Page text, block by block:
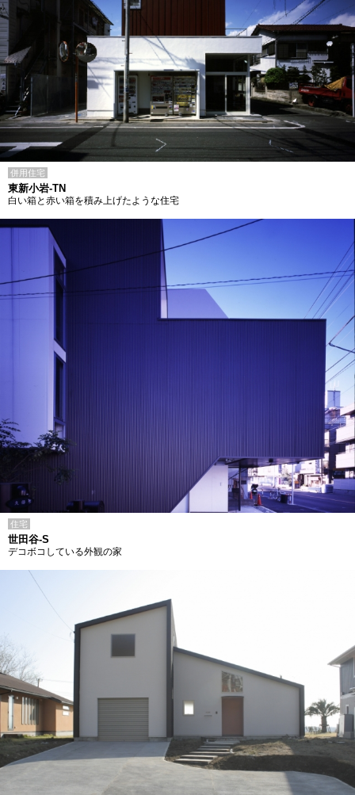
併用住宅
東新小岩-TN
白い箱と赤い箱を積み上げたような住宅
住宅
世田谷-S
デコボコしている外観の家